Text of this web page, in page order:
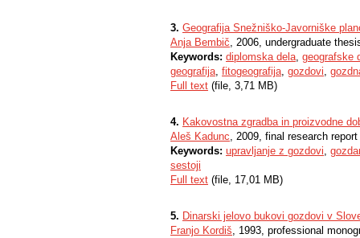
3. Geografija Snežniško-Javorniške
Anja Bembič, 2006, undergraduate
Keywords: diplomska dela, geografske
geografija, fitogeografija, gozdovi,
Full text (file, 3,71 MB)
4. Kakovostna zgradba in proizvodne
Aleš Kadunc, 2009, final research report
Keywords: upravljanje z gozdovi,
sestoji
Full text (file, 17,01 MB)
5. Dinarski jelovo bukovi gozdovi v
Franjo Kordiš, 1993, professional